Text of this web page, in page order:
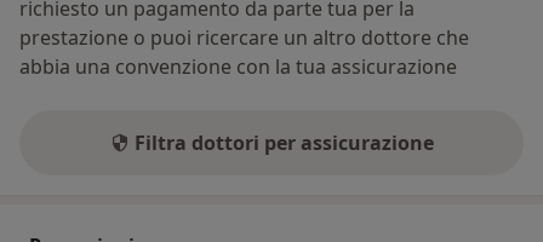
richiesto un pagamento da parte tua per la
prestazione o puoi ricercare un altro dottore che
abbia una convenzione con la tua assicurazione
Filtra dottori per assicurazione